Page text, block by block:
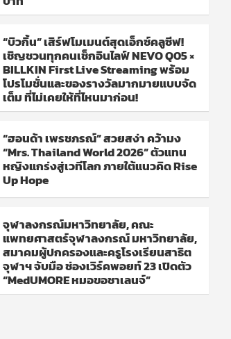
“บิวกิ้น” เสิร์ฟโมเมนต์สุดเอ็กซ์คลูซีฟ!
เชิญชวนทุกคนเช็กอินไลฟ์ NEVO Q05 ×
BILLKIN First Live Streaming พร้อม
โปรโมชั่นและของรางวัลมากมายแบบจัด
เต็ม ที่ไม่เคยให้ที่ไหนมาก่อน!
“ฮอนด้า เพรชภรณ์” สวยสง่า คว้ามง
“Mrs. Thailand World 2026” ตัวแทน
หญิงแกร่งสู่เวทีโลก ภายใต้แนวคิด Rise
Up Hope
จุฬาลงกรณ์มหาวิทยาลัย, คณะ
แพทยศาสตร์จุฬาลงกรณ์ มหาวิทยาลัย,
สมาคมผู้ปกครองและครูโรงเรียนสาธิต
จุฬาฯ จับมือ ช่องเวิร์คพอยท์ 23 เปิดตัว
“MedUMORE หมอขอชาเลนจ์”